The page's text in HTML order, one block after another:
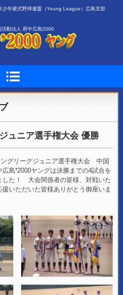
硬式野球連盟（Young League）広島支部
動法人 府中広島2000
ュニア選手権大会 優勝
グリーグジュニア選手権大会 中国
島❜2000ヤングは決勝までの4試合を
した！ 大会関係者の皆様、対戦いた
いただいた皆様ありがとう御座いま